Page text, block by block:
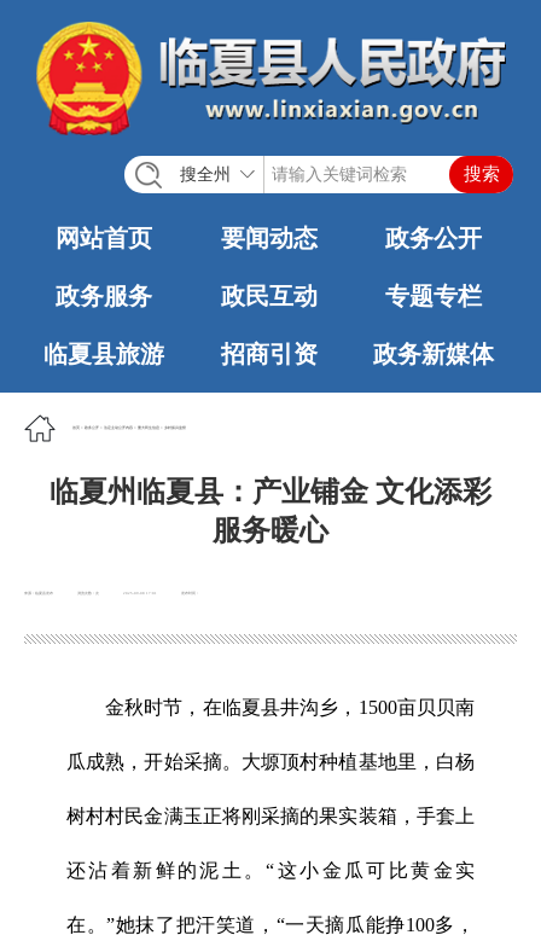
搜全州
网站首页 要闻动态 政务公开
政务服务 政民互动 专题专栏
临夏县旅游 招商引资 政务新媒体
首页 政务公开 法定主动公开内容 重大民生信息 乡村振兴监督
临夏州临夏县：产业铺金 文化添彩
服务暖心
来源：临夏县发布 浏览次数： 发布时间：
2025-09-08 17:01
金秋时节，在临夏县井沟乡，1500亩贝贝南
瓜成熟，开始采摘。大塬顶村种植基地里，白杨
树村村民金满玉正将刚采摘的果实装箱，手套上
还沾着新鲜的泥土。“这小金瓜可比黄金实
在。”她抹了把汗笑道，“一天摘瓜能挣100多，